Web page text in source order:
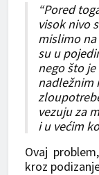
“Pored
visok nivo
mislimo
su u
nego što
nadležnim
vezuju za
i u većim
Ovaj
kroz